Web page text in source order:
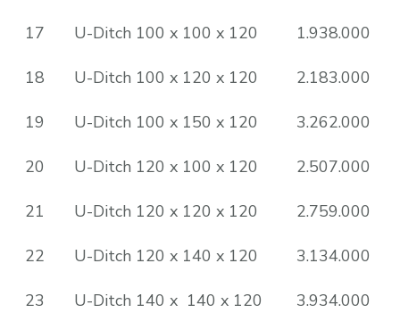
17 U-Ditch 100 x 100 x 120 1.938.000
18 U-Ditch 100 x 120 x 120 2.183.000
19 U-Ditch 100 x 150 x 120 3.262.000
20 U-Ditch 120 x 100 x 120 2.507.000
21 U-Ditch 120 x 120 x 120 2.759.000
22 U-Ditch 120 x 140 x 120 3.134.000
23 U-Ditch 140 x 140 x 120 3.934.000